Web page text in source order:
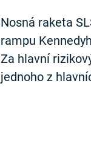
Nosná raketa
rampu
Za hlavní
jednoho z